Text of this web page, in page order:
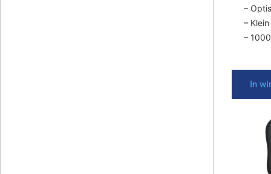
–
–
–
In